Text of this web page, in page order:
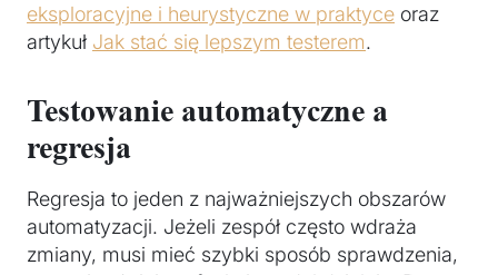
eksploracyjne i heurystyczne w praktyce oraz
artykuł Jak stać się lepszym testerem.
Testowanie automatyczne a
regresja
Regresja to jeden z najważniejszych obszarów
automatyzacji. Jeżeli zespół często wdraża
zmiany, musi mieć szybki sposób sprawdzenia,